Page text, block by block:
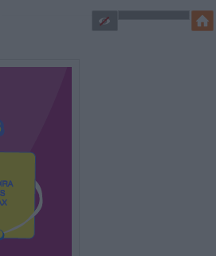
SÜTI BEÁLLÍTÁSOK MÓDOSÍTÁSA